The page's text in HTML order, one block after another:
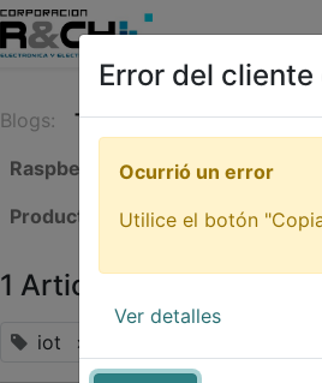
Inicio Tienda
Blogs: Todos Nuestro blog
Raspberry Pi
SSH Tutorial
Productos para combatir el
1 Articulo
iot ×
Error del cliente
Ocurrió un error
Utilice el botón
Ver detalles